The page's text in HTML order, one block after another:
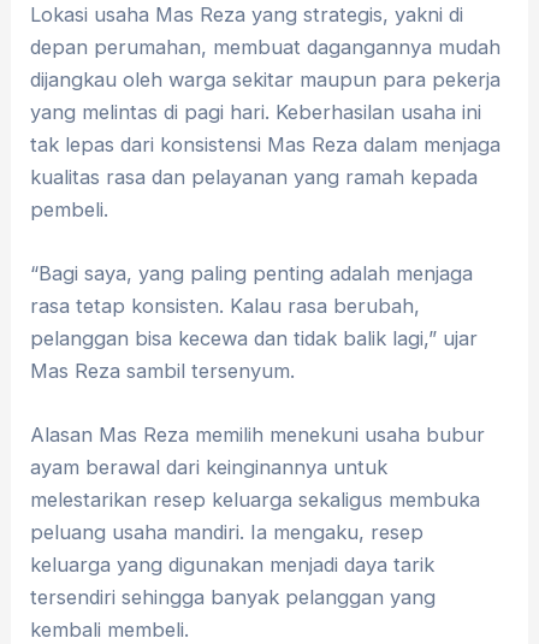
Lokasi usaha Mas Reza yang strategis, yakni di
depan perumahan, membuat dagangannya mudah
dijangkau oleh warga sekitar maupun para pekerja
yang melintas di pagi hari. Keberhasilan usaha ini
tak lepas dari konsistensi Mas Reza dalam menjaga
kualitas rasa dan pelayanan yang ramah kepada
pembeli.
“Bagi saya, yang paling penting adalah menjaga
rasa tetap konsisten. Kalau rasa berubah,
pelanggan bisa kecewa dan tidak balik lagi,” ujar
Mas Reza sambil tersenyum.
Alasan Mas Reza memilih menekuni usaha bubur
ayam berawal dari keinginannya untuk
melestarikan resep keluarga sekaligus membuka
peluang usaha mandiri. Ia mengaku, resep
keluarga yang digunakan menjadi daya tarik
tersendiri sehingga banyak pelanggan yang
kembali membeli.